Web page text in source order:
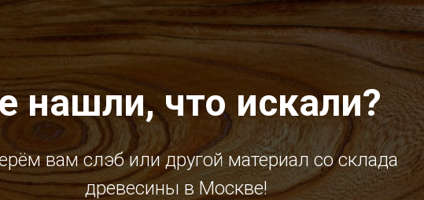
нашли, что искали?
вам слэб или другой материал со склада
древесины в Москве!